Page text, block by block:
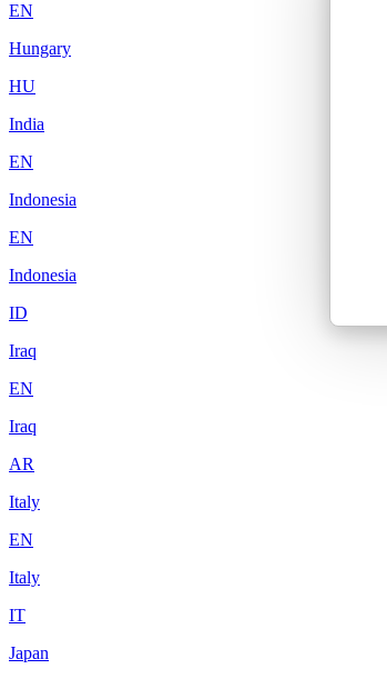
EN
Hungary
HU
India
EN
Indonesia
EN
Indonesia
ID
Iraq
EN
Iraq
AR
Italy
EN
Italy
IT
Japan